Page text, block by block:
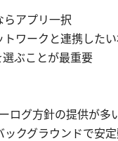
アプリ一択
ワークと連携した
ぶことが最重要
ログ方針の提供が多
クグラウンドで安